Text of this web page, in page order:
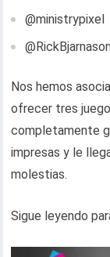
@ministrypixel
Nos hemos
ofrecer tres
completamente
impresas y le
molestias.
Sigue leyendo